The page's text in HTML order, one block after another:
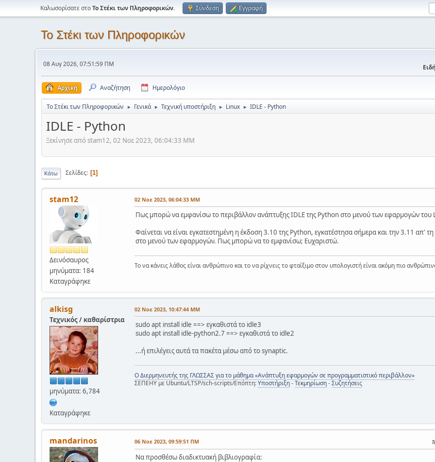
Καλωσορίσατε στοΤο Στέκι των Πληροφορικών. Σύνδεση Εγγραφή
Το Στέκι των Πληροφορικών
08 Αυγ 2026, 07:51:59 ΠΜ
Αρχική Αναζήτηση Ημερολόγιο
Το Στέκι των Πληροφορικών ► Γενικά ► Τεχνική υποστήριξη ► Linux ► IDLE - Python
IDLE - Python
Ξεκίνησε από stam12, 02 Νοε 2023, 06:04:33 ΜΜ
Κάτω Σελίδες 1
stam12
Δεινόσαυρος
μηνύματα: 184
Καταγράφηκε
02 Νοε 2023, 06:04:33 ΜΜ
Πως μπορώ να εμφανίσω το περιβάλλον ανάπτυξης IDLE της Python στο μενού των εφαρμογών του
Φαίνεται να είναι εγκατεστημένη η έκδοση 3.10 της Python, εγκατέστησα σήμερα και την 3.11 απ'
στο μενού των εφαρμογών. Πως μπορώ να το εμφανίσω; Ευχαριστώ.
Το να κάνεις λάθος είναι ανθρώπινο και το να ρίχνεις το φταίξιμο στον υπολογιστή είναι ακόμη πιο
alkisg
Τεχνικός / καθαρίστρια
μηνύματα: 6,784
Καταγράφηκε
02 Νοε 2023, 10:47:44 ΜΜ
sudo apt install idle ==> εγκαθιστά το idle3
sudo apt install idle-python2.7 ==> εγκαθιστά το idle2
...ή επιλέγεις αυτά τα πακέτα μέσω από το synaptic.
Ο Διερμηνευτής της ΓΛΩΣΣΑΣ για το μάθημα «Ανάπτυξη εφαρμογών σε προγραμματιστικό περιβάλλον»
ΣΕΠΕΗΥ με Ubuntu/LTSP/sch-scripts/Επόπτη:Υποστήριξη-Τεκμηρίωση-Συζητήσεις
mandarinos 06 Νοε 2023, 09:59:51 ΠΜ
Να προσθέσω διαδικτυακή βιβλιογραφία: